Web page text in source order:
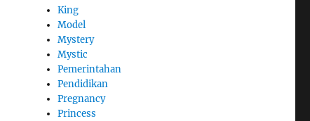
King
Model
Mystery
Mystic
Pemerintahan
Pendidikan
Pregnancy
Princess